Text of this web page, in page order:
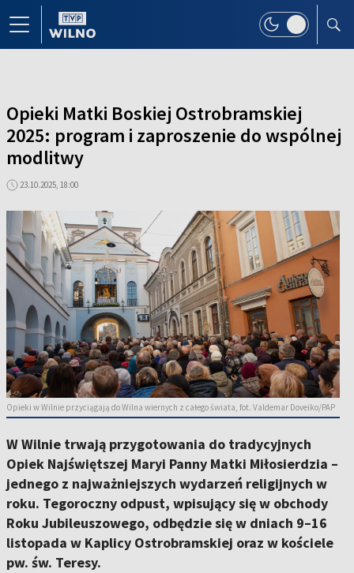
Opieki Matki Boskiej Ostrobramskiej
2025: program i zaproszenie do wspólnej
modlitwy
23.10.2025, 18:00
Opieki w Wilnie przyciągają do Wilna wiernych z całego świata, fot. Valdemar Doveiko/PAP
W Wilnie trwają przygotowania do tradycyjnych
Opiek Najświętszej Maryi Panny Matki Miłosierdzia –
jednego z najważniejszych wydarzeń religijnych w
roku. Tegoroczny odpust, wpisujący się w obchody
Roku Jubileuszowego, odbędzie się w dniach 9–16
listopada w Kaplicy Ostrobramskiej oraz w kościele
pw. św. Teresy.